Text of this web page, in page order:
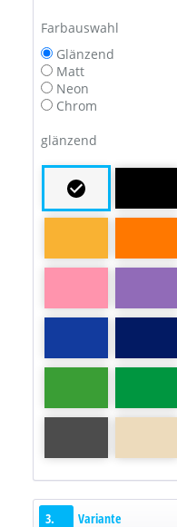
Farbauswahl
Glänzend
Matt
Neon
Chrom
glänzend
3. Variante